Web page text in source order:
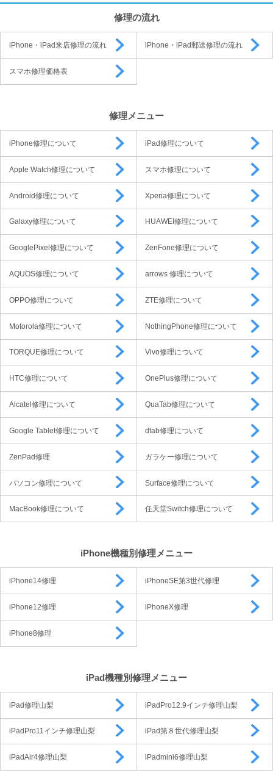
修理の流れ
iPhone・iPad来店修理の流れ iPhone・iPad郵送修理の流れ
スマホ修理価格表
修理メニュー
iPhone修理について iPad修理について
Apple Watch修理について スマホ修理について
Android修理について Xperia修理について
Galaxy修理について HUAWEI修理について
GooglePixel修理について ZenFone修理について
AQUOS修理について arrows 修理について
OPPO修理について ZTE修理について
Motorola修理について NothingPhone修理について
TORQUE修理について Vivo修理について
HTC修理について OnePlus修理について
Alcatel修理について QuaTab修理について
Google Tablet修理について dtab修理について
ZenPad修理 ガラケー修理について
パソコン修理について Surface修理について
MacBook修理について 任天堂Switch修理について
iPhone機種別修理メニュー
iPhone14修理 iPhoneSE第3世代修理
iPhone12修理 iPhoneX修理
iPhone8修理
iPad機種別修理メニュー
iPad修理山梨 iPadPro12.9インチ修理山梨
iPadPro11インチ修理山梨 iPad第８世代修理山梨
iPadAir4修理山梨 iPadmini6修理山梨